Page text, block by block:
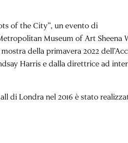
of the City”, un evento di
Museum of Art Sheena
mostra della primavera 2022
Harris e dalla direttrice ad
di Londra nel 2016 è stato